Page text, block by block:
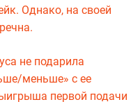
Однако, на своей
не подарила
меньше» с ее
первой подачи